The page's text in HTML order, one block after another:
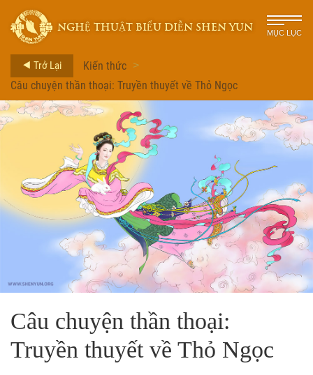
NGHỆ THUẬT BIỂU DIỄN SHEN YUN MỤC LỤC
Trở Lại Kiến thức >
Câu chuyện thần thoại: Truyền thuyết về Thỏ Ngọc
Câu chuyện thần thoại:
Truyền thuyết về Thỏ Ngọc